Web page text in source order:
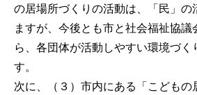
の居場所づくりの活動は、「民」の
ますが、今後とも市と社会福祉協
ら、各団体が活動しやすい環境づく
す。
次に、（３）市内にある「こども